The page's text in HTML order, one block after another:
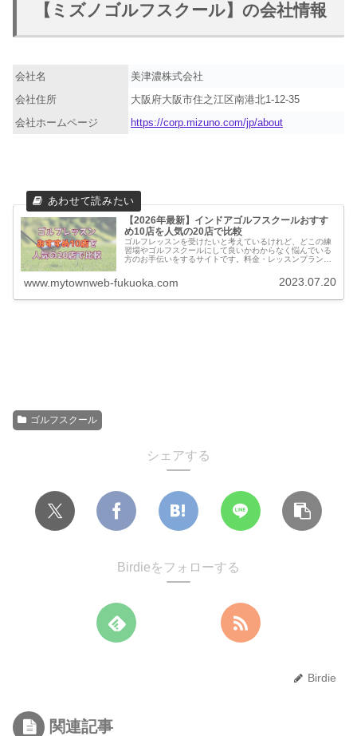
【ミズノゴルフスクール】の会社情報
会社名
美津濃株式会社
会社住所
大阪府大阪市住之江区南港北1-12-35
会社ホームページ
https://corp.mizuno.com/jp/about
【2026年最新】インドアゴルフスクールおすす
め10店を人気の20店で比較
ゴルフレッスンを受けたいと考えているけれど、どこの練
習場やゴルフスクールにして良いかわからなく悩んでいる
方のお手伝いをするサイトです。料金・レッスンプランの
のゴルフスクールとの比較もできます。
www.mytownweb-fukuoka.com 2023.07.20
ゴルフスクール
シェアする
Birdieをフォローする
Birdie
関連記事